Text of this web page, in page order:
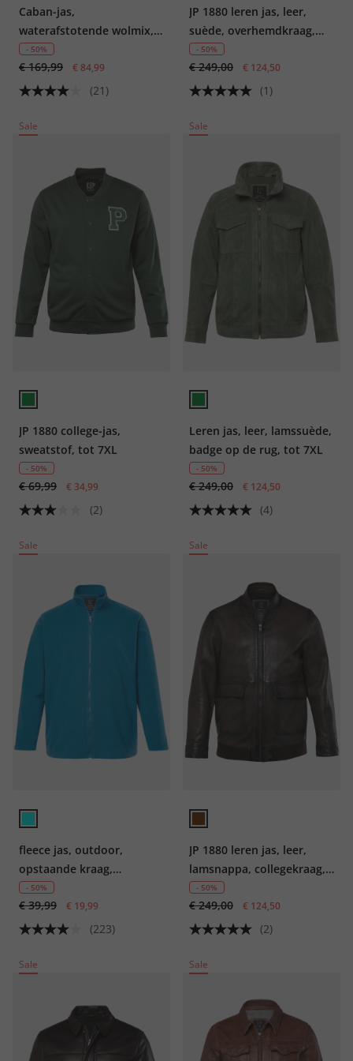
Caban-jas,
waterafstotende wolmix,
knoopsluiting, tot 8XL
- 50%
€ 169,99 € 84,99
(21)
JP 1880 leren jas, leer,
suède, overhemdkraag,
tot 7XL
- 50%
€ 249,00 € 124,50
(1)
Sale
JP 1880 college-jas,
sweatstof, tot 7XL
- 50%
€ 69,99 € 34,99
(2)
Sale
Leren jas, leer, lamssuède,
badge op de rug, tot 7XL
- 50%
€ 249,00 € 124,50
(4)
Sale
fleece jas, outdoor,
opstaande kraag,
ritszakken, tot 8XL
- 50%
€ 39,99 € 19,99
(223)
Sale
JP 1880 leren jas, leer,
lamsnappa, collegekraag,
tot 7XL
- 50%
€ 249,00 € 124,50
(2)
Sale Sale